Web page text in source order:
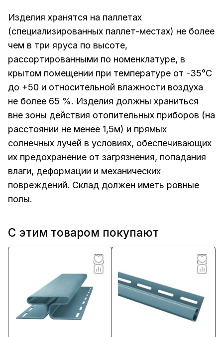
Изделия хранятся на паллетах
(специализированных паллет-местах) не более
чем в три яруса по высоте,
рассортированными по номенклатуре, в
крытом помещении при температуре от -35°С
до +50 и относительной влажности воздуха
не более 65 %. Изделия должны храниться
вне зоны действия отопительных приборов (на
расстоянии не менее 1,5м) и прямых
солнечных лучей в условиях, обеспечивающих
их предохранение от загрязнения, попадания
влаги, деформации и механических
повреждений. Склад должен иметь ровные
полы.
С этим товаром покупают